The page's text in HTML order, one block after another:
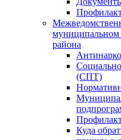
муниципальном
района
(СПТ)
Куда